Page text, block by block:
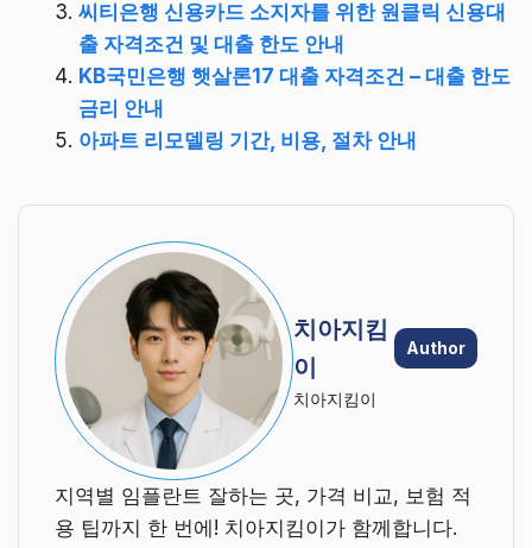
씨티은행 신용카드 소지자를 위한 원클릭 신용대
출 자격조건 및 대출 한도 안내
KB국민은행 햇살론17 대출 자격조건 – 대출 한도
금리 안내
아파트 리모델링 기간, 비용, 절차 안내
치아지킴
이
Author
치아지킴이
지역별 임플란트 잘하는 곳, 가격 비교, 보험 적
용 팁까지 한 번에! 치아지킴이가 함께합니다.